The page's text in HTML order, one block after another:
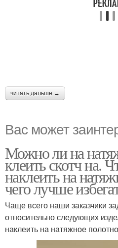
читать дальше →
Вас может
Можно ли на
клеить скотч на.
наклеить на
чего лучше
Чаще всего наши заказчики
относительно следующих
наклеить на натяжное